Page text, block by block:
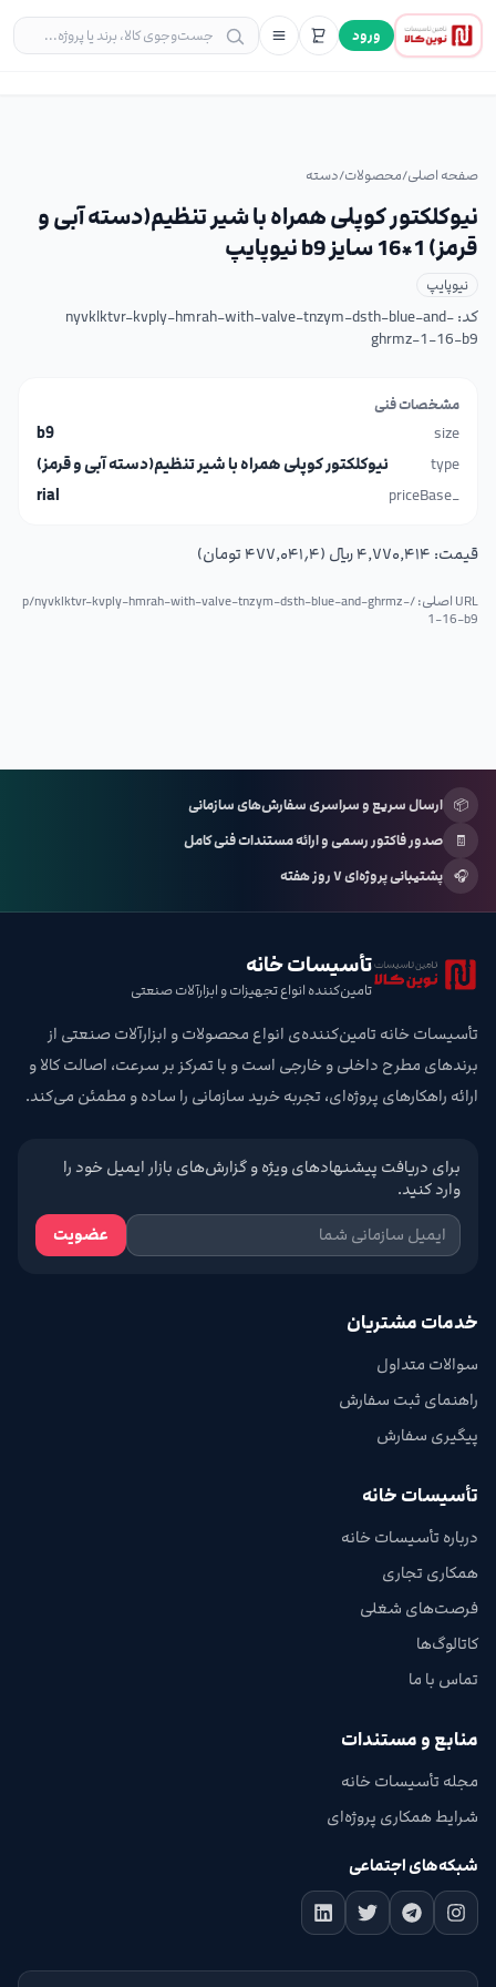
ورود
صفحه اصلی/محصولات/دسته
نیوکلکتور کوپلی همراه با شیر تنظیم(دسته آبی و
قرمز) 1*16 سایز b9 نیوپایپ
نیوپایپ
کد:nyvklktvr-kvply-hmrah-with-valve-tnzym-dsth-blue-and-
ghrmz-1-16-b9
مشخصات فنی
size
b9
type
نیوکلکتور کوپلی همراه با شیر تنظیم(دسته آبی و قرمز)
_priceBase
rial
قیمت: ۴٬۷۷۰٬۴۱۴ ریال (۴۷۷٬۰۴۱٫۴ تومان)
URL اصلی: /p/
nyvklktvr-kvply-hmrah-with-valve-tnzym-dsth-blue-and-ghrmz-
1-16-b9
📦 ارسال سریع و سراسری سفارش‌های سازمانی
🧾
صدور فاکتور رسمی و ارائه مستندات فنی کامل
🎧 پشتیبانی پروژه‌ای ۷ روز هفته
تأسیسات خانه
تامین‌کننده انواع تجهیزات و ابزارآلات صنعتی
تأسیسات خانه تامین‌کننده‌ی انواع محصولات و ابزارآلات صنعتی از
برندهای مطرح داخلی و خارجی است و با تمرکز بر سرعت، اصالت کالا و
ارائه راهکارهای پروژه‌ای، تجربه خرید سازمانی را ساده و مطمئن می‌کند.
برای دریافت پیشنهادهای ویژه و گزارش‌های بازار ایمیل خود را
وارد کنید.
عضویت
خدمات مشتریان
سوالات متداول
راهنمای ثبت سفارش
پیگیری سفارش
تأسیسات خانه
درباره تأسیسات خانه
همکاری تجاری
فرصت‌های شغلی
کاتالوگ‌ها
تماس با ما
منابع و مستندات
مجله تأسیسات خانه
شرایط همکاری پروژه‌ای
شبکه‌های اجتماعی